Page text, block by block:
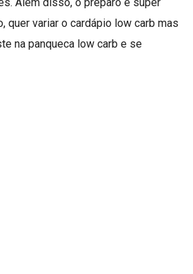
quer variar o cardápio low carb mas
na panqueca low carb e se